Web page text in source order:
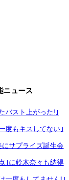
ニュース
バスト上がった!｣
度もキスしてない｣
サプライズ誕生会
｣に鈴木奈々も納得